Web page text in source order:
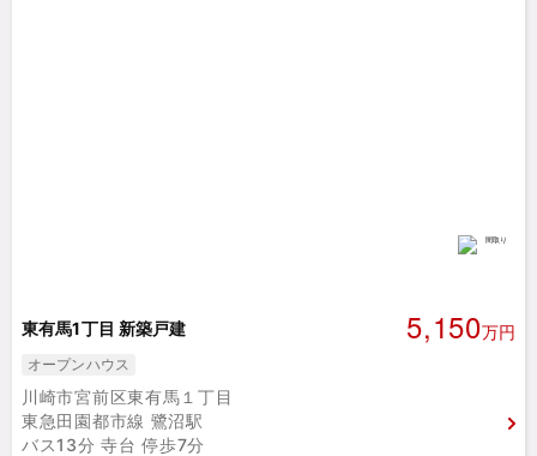
東有馬1丁目 新築戸建 5,150万円
オープンハウス
川崎市宮前区東有馬１丁目
東急田園都市線 鷺沼駅
バス13分 寺台 停歩7分